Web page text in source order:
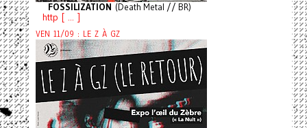
FOSSILIZATION (Death Metal // BR)
http [ ... ]
VEN 11/09 : LE Z À GZ